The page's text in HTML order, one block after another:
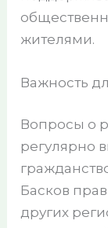
жителями.
Важность
Вопросы о
регулярно
Басков
других